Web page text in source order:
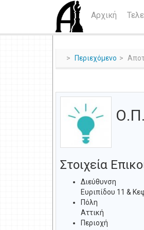
Αρχική
Περιεχόμενο
Στοιχεία
Διεύθυνση
Eυριπίδου 11 &
Πόλη
Αττική
Περιοχή